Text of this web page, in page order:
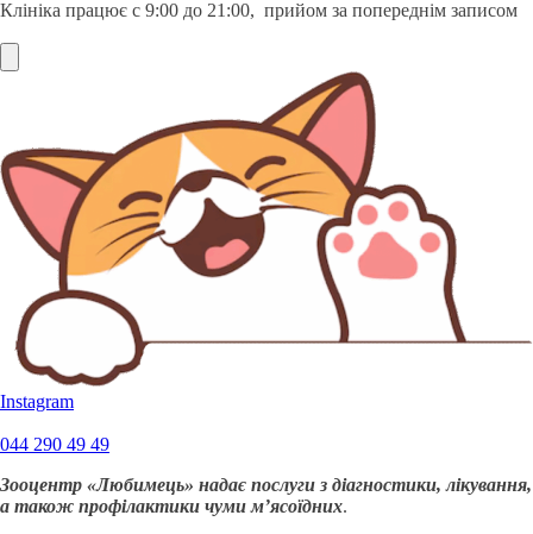
Клініка працює с 9:00 до 21:00, прийом за попереднім записом
Instagram
044 290 49 49
Зооцентр «Любимець» надає послуги з діагностики, лікування,
а також профілактики чуми м’ясоїдних.